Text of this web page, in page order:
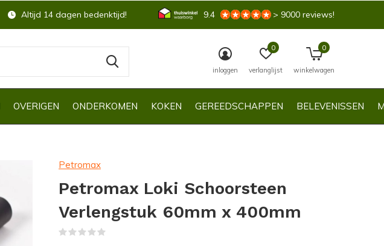
OVERIGEN ONDERKOMEN KOKEN GEREEDSCHAPPEN BELEVENISSEN
inloggen verlanglijst
0
winkelwagen
0
Altijd 14 dagen bedenktijd! 9.4 > 9000 reviews!
Petromax
Petromax Loki Schoorsteen
Verlengstuk 60mm x 400mm